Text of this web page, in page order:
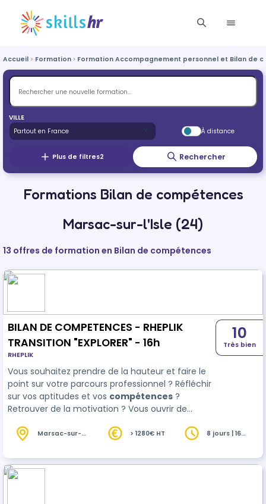
Accueil Formation Formation Accompagnement personnel et Bilan de
VILLE
À distance
Plus de filtres2 Rechercher
Formations Bilan de compétences
Marsac-sur-l'Isle (24)
13 offres de formation en Bilan de compétences
BILAN DE COMPETENCES - RHEPLIK
TRANSITION "EXPLORER" - 16h
RHEPLIK
Vous souhaitez prendre de la hauteur et faire le
point sur votre parcours professionnel ? Réfléchir
sur vos aptitudes et vos compétences ?
Retrouver de la motivation ? Vous ouvrir de
soit pour une reconversion, une évolution ou un
bord avec RHEPLIK TRANSITION EXPLORER ! Profitez
de …
10
Très bien
Marsac-sur-
> 1280€ HT
8 jours | 16